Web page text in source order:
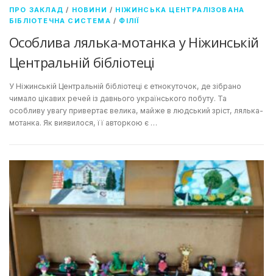
ПРО ЗАКЛАД / НОВИНИ / НІЖИНСЬКА ЦЕНТРАЛІЗОВАНА
БІБЛІОТЕЧНА СИСТЕМА / ФІЛІЇ
Особлива лялька-мотанка у Ніжинській
Центральній бібліотеці
У Ніжинській Центральній бібліотеці є етнокуточок, де зібрано
чимало цікавих речей із давнього українського побуту. Та
особливу увагу привертає велика, майже в людський зріст, лялька-
мотанка. Як виявилося, її авторкою є …